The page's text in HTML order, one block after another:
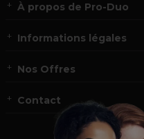
À propos de Pro-Duo
Informations légales
Nos Offres
Contact